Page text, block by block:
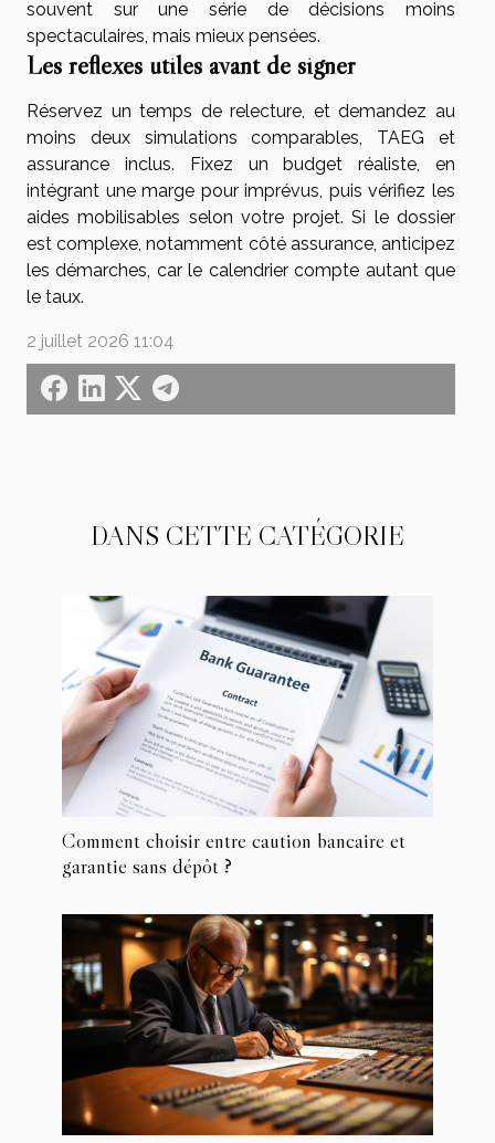
souvent sur une série de décisions moins
spectaculaires, mais mieux pensées.
Les réflexes utiles avant de signer
Réservez un temps de relecture, et demandez au
moins deux simulations comparables, TAEG et
assurance inclus. Fixez un budget réaliste, en
intégrant une marge pour imprévus, puis vérifiez les
aides mobilisables selon votre projet. Si le dossier
est complexe, notamment côté assurance, anticipez
les démarches, car le calendrier compte autant que
le taux.
2 juillet 2026 11:04
DANS CETTE CATÉGORIE
Comment choisir entre caution bancaire et
garantie sans dépôt ?